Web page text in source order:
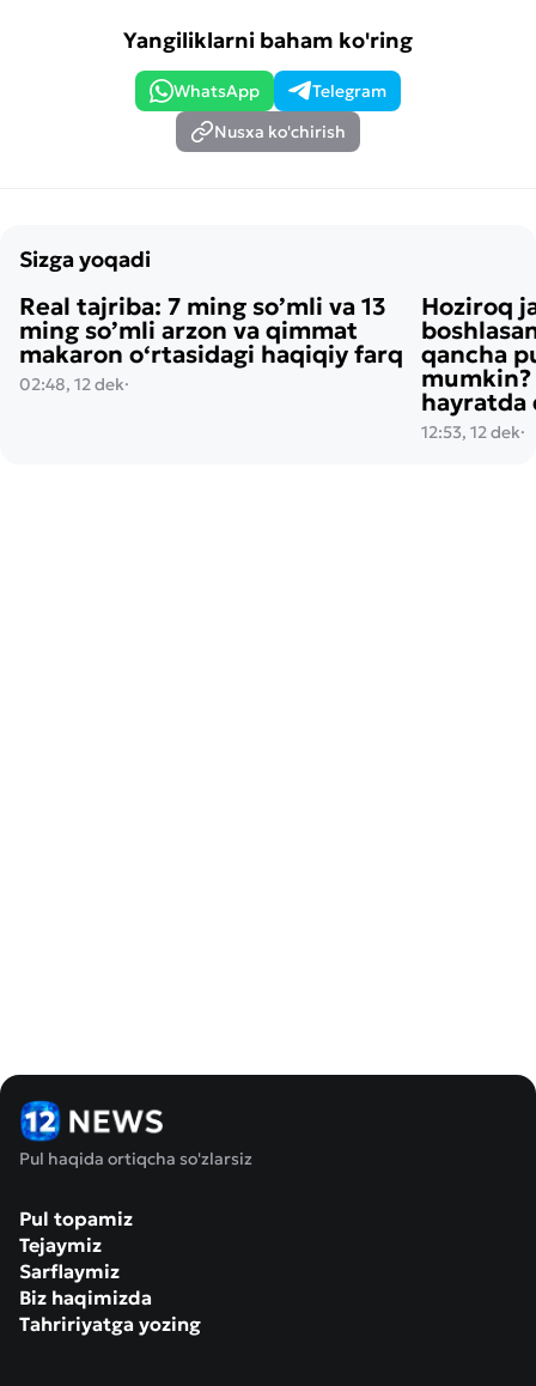
Yangiliklarni baham ko'ring
WhatsApp
Telegram
Nusxa ko'chirish
Sizga yoqadi
Real tajriba: 7 ming so’mli va 13
ming so’mli arzon va qimmat
makaron o‘rtasidagi haqiqiy farq
02:48, 12 dek·
Hoziroq
qancha
mumkin?
hayratda
12:53, 12 dek·
Pul haqida ortiqcha so'zlarsiz
Pul topamiz
Tejaymiz
Sarflaymiz
Biz haqimizda
Tahririyatga yozing